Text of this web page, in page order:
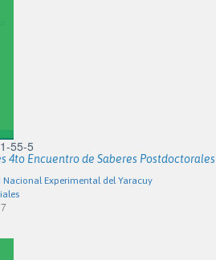
55-5
4to Encuentro de Saberes
Nacional Experimental del Yaracuy